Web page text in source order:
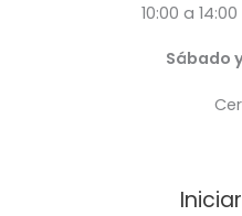
10:00 a
Sábado